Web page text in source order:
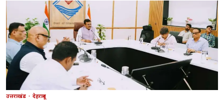
उत्तराखंड देहरादून